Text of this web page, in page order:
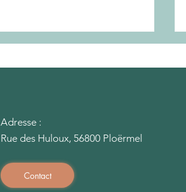
dès la conception : un
avantage décisif pour
votre permis de
Adresse :
Rue des Huloux, 56800 Ploërmel
Contact